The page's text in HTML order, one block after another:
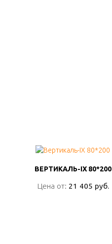
ВЕРТИКАЛЬ-IX 80*200
Цена от: 21 405 руб.
ВЕРТИКАЛЬ-IX 80*200
Цена от: 21 405 руб.